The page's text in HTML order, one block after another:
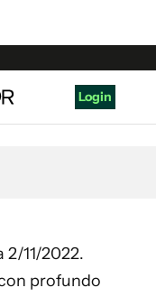
Login
2/11/2022.
profundo